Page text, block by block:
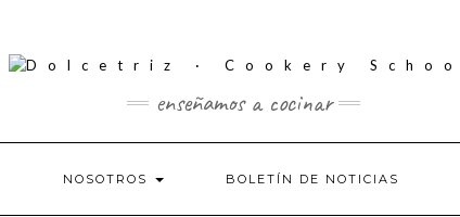
enseñamos a cocinar
NOSOTROS BOLETÍN DE NOTICIAS